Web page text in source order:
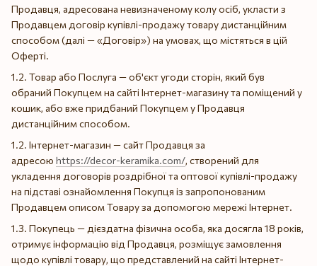
Продавця, адресована невизначеному колу осіб, укласти з
Продавцем договір купівлі-продажу товару дистанційним
способом (далі — «Договір») на умовах, що містяться в цій
Оферті.
1.2. Товар або Послуга — об'єкт угоди сторін, який був
обраний Покупцем на сайті Інтернет-магазину та поміщений у
кошик, або вже придбаний Покупцем у Продавця
дистанційним способом.
1.2. Інтернет-магазин — сайт Продавця за
адресою https://decor-keramika.com/, створений для
укладення договорів роздрібної та оптової купівлі-продажу
на підставі ознайомлення Покупця із запропонованим
Продавцем описом Товару за допомогою мережі Інтернет.
1.3. Покупець — дієздатна фізична особа, яка досягла 18 років,
отримує інформацію від Продавця, розміщує замовлення
щодо купівлі товару, що представлений на сайті Інтернет-